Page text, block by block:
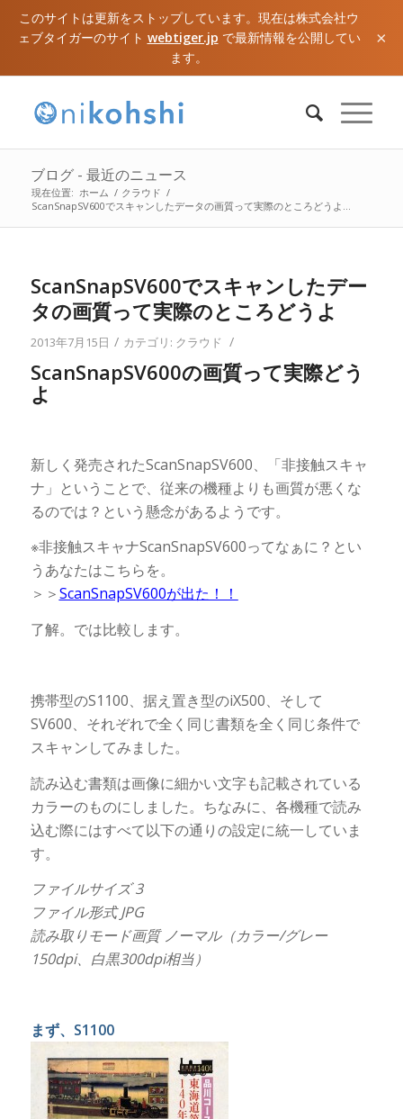
このサイトは更新をストップしています。現在は株式会社ウ
ェブタイガーのサイト webtiger.jp で最新情報を公開してい
ます。
×
ブログ - 最近のニュース
現在位置: ホーム / クラウド /
ScanSnapSV600でスキャンしたデータの画質って実際のところどうよ...
ScanSnapSV600でスキャンしたデー
タの画質って実際のところどうよ
2013年7月15日 / カテゴリ: クラウド /
ScanSnapSV600の画質って実際どう
よ
新しく発売されたScanSnapSV600、「非接触スキャ
ナ」ということで、従来の機種よりも画質が悪くな
るのでは？という懸念があるようです。
※非接触スキャナScanSnapSV600ってなぁに？とい
うあなたはこちらを。
＞＞ScanSnapSV600が出た！！
了解。では比較します。
携帯型のS1100、据え置き型のiX500、そして
SV600、それぞれで全く同じ書類を全く同じ条件で
スキャンしてみました。
読み込む書類は画像に細かい文字も記載されている
カラーのものにしました。ちなみに、各機種で読み
込む際にはすべて以下の通りの設定に統一していま
す。
ファイルサイズ 3
ファイル形式 JPG
読み取りモード画質 ノーマル（カラー/グレー
150dpi、白黒300dpi相当）
まず、S1100